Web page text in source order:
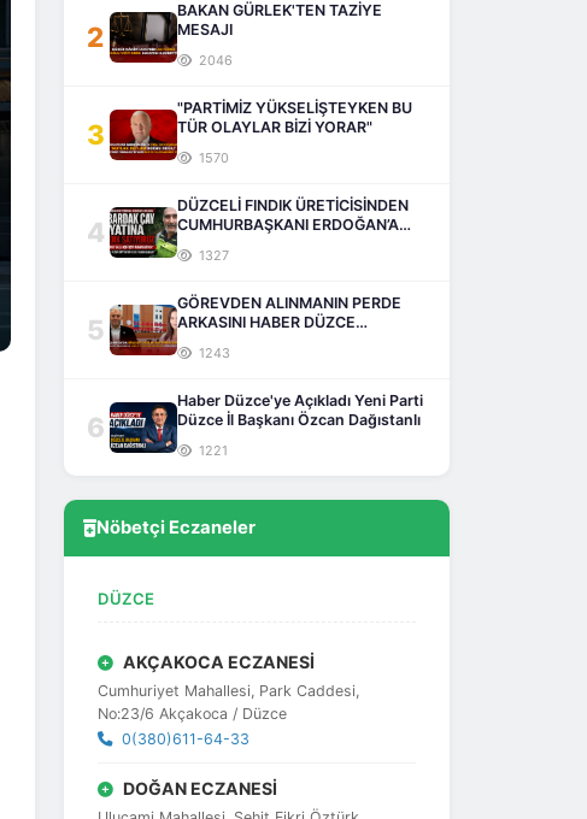
2
BAKAN GÜRLEK'TEN TAZİYE
MESAJI
2046
3
"PARTİMİZ YÜKSELİŞTEYKEN BU
TÜR OLAYLAR BİZİ YORAR"
1570
4
DÜZCELİ FINDIK ÜRETİCİSİNDEN
CUMHURBAŞKANI ERDOĞAN’A
1327
5
GÖREVDEN ALINMANIN PERDE
ARKASINI HABER DÜZCE
1243
6
Haber Düzce'ye Açıkladı Yeni Parti
Düzce İl Başkanı Özcan Dağıstanlı
1221
Nöbetçi Eczaneler
DÜZCE
AKÇAKOCA ECZANESİ
Cumhuriyet Mahallesi, Park Caddesi,
No:23/6 Akçakoca / Düzce
0(380)611-64-33
DOĞAN ECZANESİ